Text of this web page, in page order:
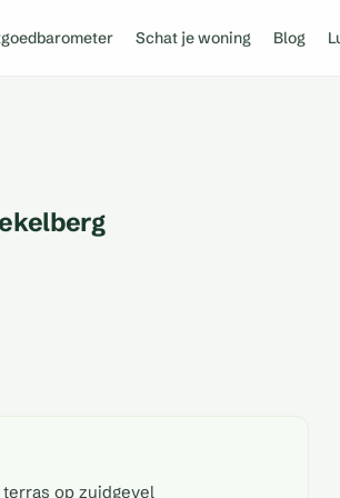
Schat je woning Blog
op zuidgevel